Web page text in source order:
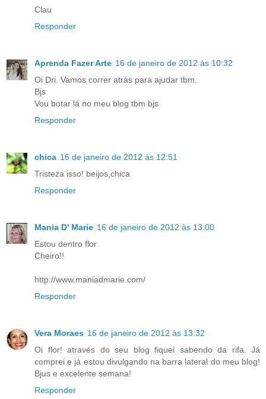
Clau
Responder
Aprenda Fazer Arte 16 de janeiro de 2012 às 10:32
Oi Dri. Vamos correr atrás para ajudar tbm.
Bjs
Vou botar lá no meu blog tbm bjs
Responder
chica 16 de janeiro de 2012 às 12:51
Tristeza isso! beijos,chica
Responder
Mania D' Marie 16 de janeiro de 2012 às 13:00
Estou dentro flor
Cheiro!!
http://www.maniadmarie.com/
Responder
Vera Moraes 16 de janeiro de 2012 às 13:32
Oi flor! através do seu blog fiquei sabendo da rifa. Já
comprei e já estou divulgando na barra lateral do meu blog!
Bjus e excelente semana!
Responder